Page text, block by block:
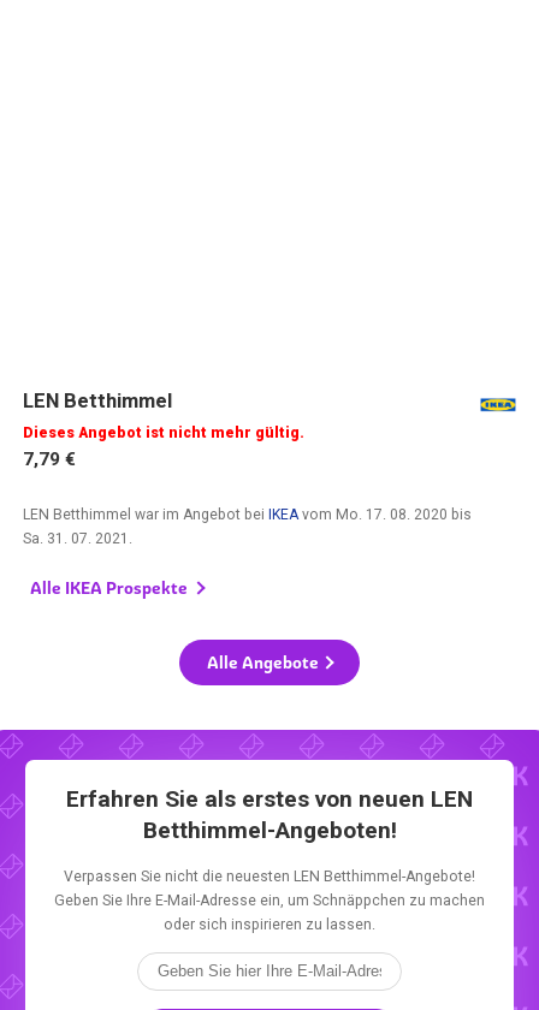
LEN Betthimmel
Dieses Angebot ist nicht mehr gültig.
7,79 €
LEN Betthimmel war im Angebot beiIKEA vom Mo. 17. 08. 2020 bis
Sa. 31. 07. 2021
Alle IKEA Prospekte
Alle Angebote
Erfahren Sie als erstes von neuen LEN
Betthimmel-Angeboten!
Verpassen Sie nicht die neuesten LEN Betthimmel-Angebote!
Geben Sie Ihre E-Mail-Adresse ein, um Schnäppchen zu machen
oder sich inspirieren zu lassen.